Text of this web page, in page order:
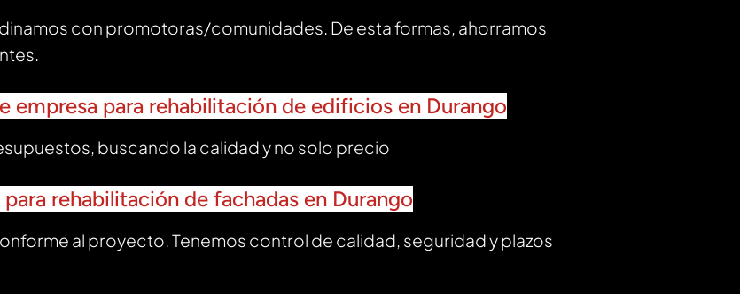
con promotoras/comunidades. De esta formas, ahorramos
empresa para rehabilitación de edificios en Durango
buscando la calidad y no solo precio
rehabilitación de fachadas en Durango
al proyecto. Tenemos control de calidad, seguridad y plazos